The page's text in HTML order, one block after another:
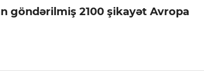
göndərilmiş 2100 şikayət Avropa